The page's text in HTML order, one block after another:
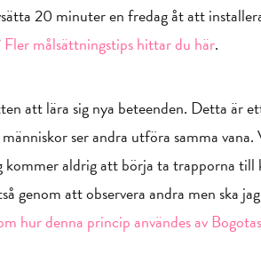
20 minuter en fredag åt att
Fler målsättningstips hittar du här.
att lära sig nya beteenden. Detta är
ser andra utföra samma
kommer aldrig att börja ta trapporna
att observera andra men ska
hur denna princip användes av